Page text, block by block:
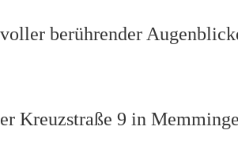
berührender
Kreuzstraße 9 in